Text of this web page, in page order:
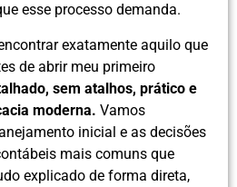
esse processo demanda.
exatamente aquilo que
de abrir meu primeiro
sem atalhos, prático e
moderna. Vamos
inicial e as decisões
mais comuns que
explicado de forma direta,